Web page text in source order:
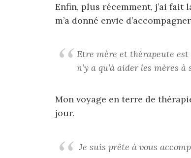
Enfin, plus récemment, j’ai fait
m’a donné envie
Etre mère et thérapeute
n’y a qu’à aider les mères
Mon voyage en terre de
jour.
Je suis prête à vous